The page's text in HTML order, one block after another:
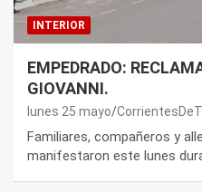
INTERIOR
EMPEDRADO:
GIOVANNI.
lunes 25 mayo
Familiares, compañeros y
manifestaron este lunes